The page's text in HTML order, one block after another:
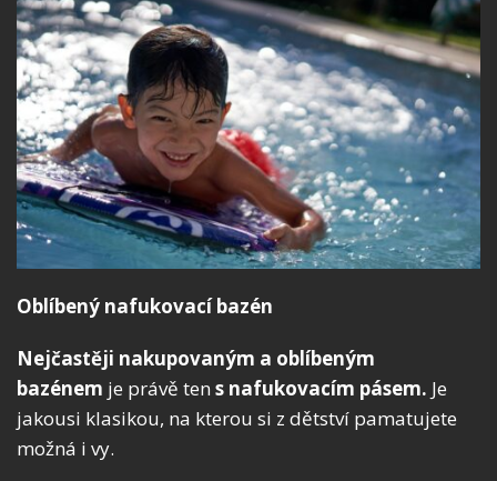
Oblíbený nafukovací bazén
Nejčastěji nakupovaným a oblíbeným
bazénem je právě ten s nafukovacím pásem. Je
jakousi klasikou, na kterou si z dětství pamatujete
možná i vy.